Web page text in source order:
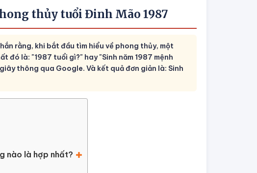
thủy tuổi Đinh Mão 1987
rằng, khi bắt đầu tìm hiểu về phong thủy, một
đó là: "1987 tuổi gì?" hay "Sinh năm 1987 mệnh
thông qua Google. Và kết quả đơn giản là: Sinh
nào là hợp nhất?